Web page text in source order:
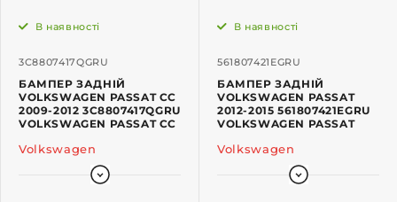
3C8807417QGRU
В наявності
БАМПЕР ЗАДНІЙ
VOLKSWAGEN PASSAT CC
2009-2012 3C8807417QGRU
VOLKSWAGEN PASSAT CC
Volkswagen
561807421EGRU
В наявності
БАМПЕР ЗАДНІЙ
VOLKSWAGEN PASSAT
2012-2015 561807421EGRU
VOLKSWAGEN PASSAT
Volkswagen